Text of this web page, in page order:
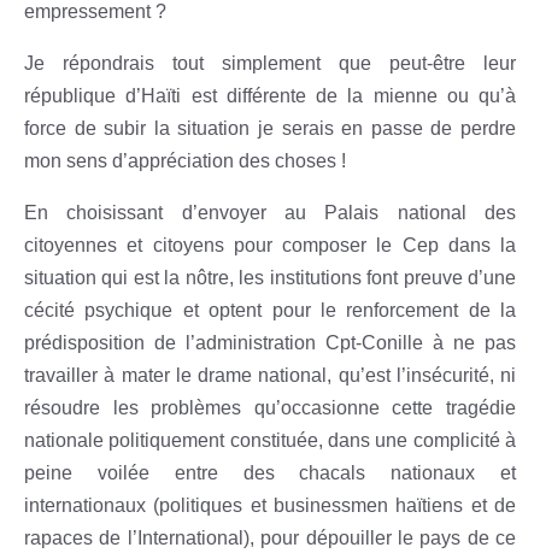
empressement ?
Je répondrais tout simplement que peut-être leur
république d’Haïti est différente de la mienne ou qu’à
force de subir la situation je serais en passe de perdre
mon sens d’appréciation des choses !
En choisissant d’envoyer au Palais national des
citoyennes et citoyens pour composer le Cep dans la
situation qui est la nôtre, les institutions font preuve d’une
cécité psychique et optent pour le renforcement de la
prédisposition de l’administration Cpt-Conille à ne pas
travailler à mater le drame national, qu’est l’insécurité, ni
résoudre les problèmes qu’occasionne cette tragédie
nationale politiquement constituée, dans une complicité à
peine voilée entre des chacals nationaux et
internationaux (politiques et businessmen haïtiens et de
rapaces de l’International), pour dépouiller le pays de ce